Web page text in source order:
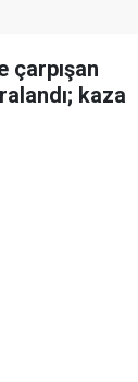
çarpışan
kaza